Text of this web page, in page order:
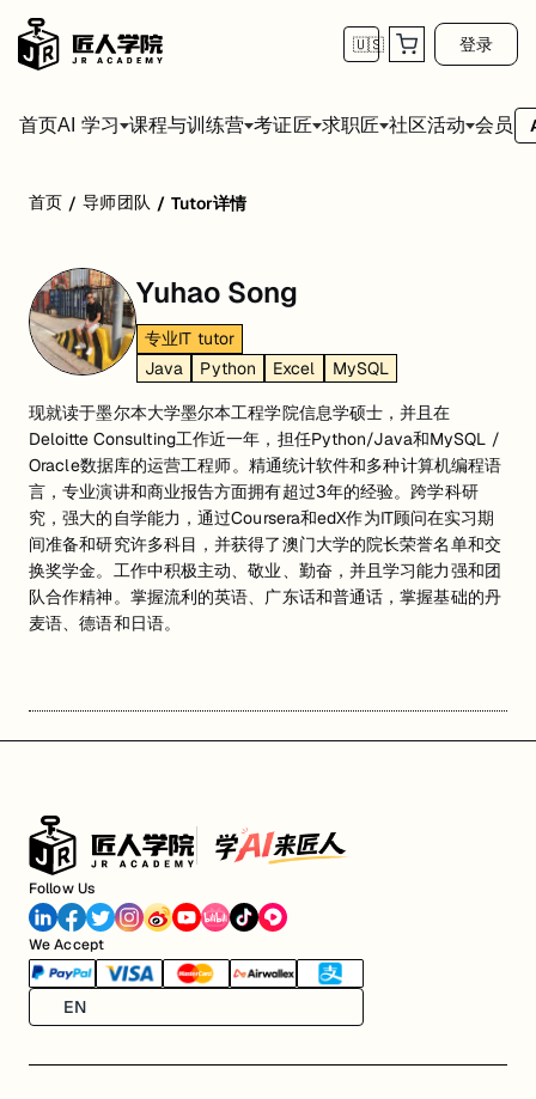
🇺🇸 登录
首页AI 学习 课程与训练营 考证匠 求职匠 社区活动 会员
首页 / 导师团队 / Tutor详情
Yuhao Song
专业IT tutor
Java
Python Excel MySQL
现就读于墨尔本大学墨尔本工程学院信息学硕士，并且在
Deloitte Consulting工作近一年，担任Python/Java和MySQL /
Oracle数据库的运营工程师。精通统计软件和多种计算机编程语
言，专业演讲和商业报告方面拥有超过3年的经验。跨学科研
究，强大的自学能力，通过Coursera和edX作为IT顾问在实习期
间准备和研究许多科目，并获得了澳门大学的院长荣誉名单和交
换奖学金。工作中积极主动、敬业、勤奋，并且学习能力强和团
队合作精神。掌握流利的英语、广东话和普通话，掌握基础的丹
麦语、德语和日语。
Follow Us
We Accept
EN